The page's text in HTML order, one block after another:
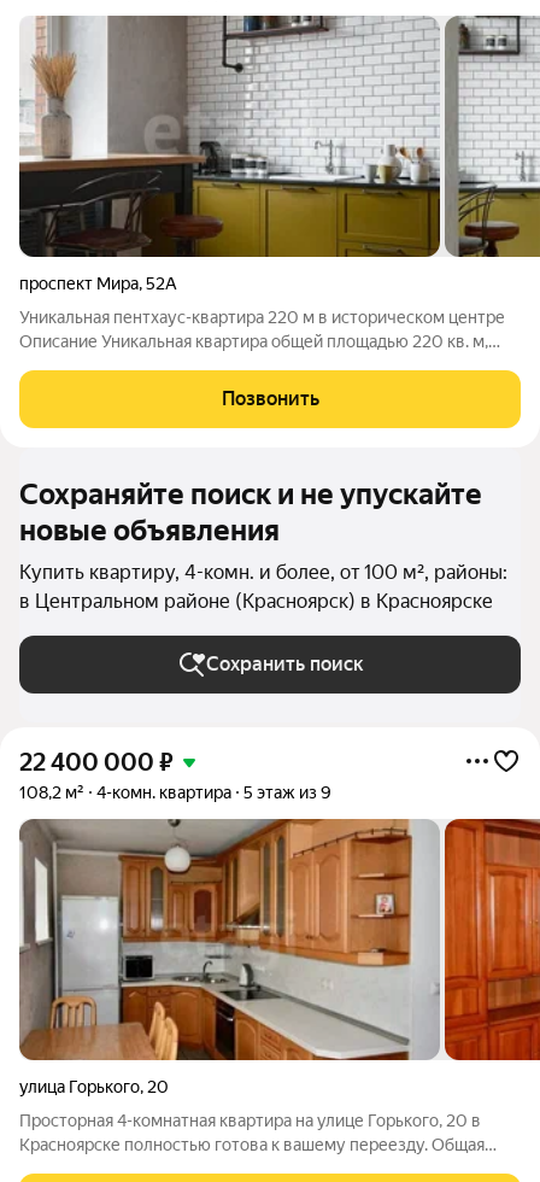
проспект Мира,52А
Уникальная пентхаус-квартира 220 м в историческом центре
Описание Уникальная квартира общей площадью 220 кв. м,
центре города. Тихий подъезд с респектабельными соседями,
консьерж и закрытый
Позвонить
Сохраняйте поиск и не упускайте
новые объявления
Купить квартиру, 4-комн. и более, от 100 м², районы:
в Центральном районе (Красноярск) в Красноярске
Сохранить поиск
22 400 000 ₽
108,2 м² 4-комн. квартира 5 этаж из 9
улица Горького, 20
Просторная 4-комнатная квартира на улице Горького, 20 в
Красноярске полностью готова к вашему переезду. Общая